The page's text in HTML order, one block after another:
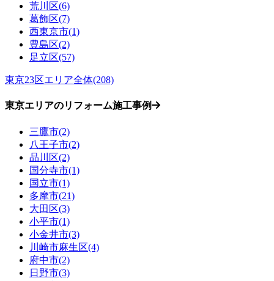
荒川区(6)
葛飾区(7)
西東京市(1)
豊島区(2)
足立区(57)
東京23区エリア全体(208)
東京エリアのリフォーム施工事例
三鷹市(2)
八王子市(2)
品川区(2)
国分寺市(1)
国立市(1)
多摩市(21)
大田区(3)
小平市(1)
小金井市(3)
川崎市麻生区(4)
府中市(2)
日野市(3)